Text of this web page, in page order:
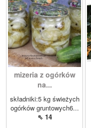
mizeria z ogórków
na...
składniki:5 kg świeżych
ogórków gruntowych6...
⇖ 14